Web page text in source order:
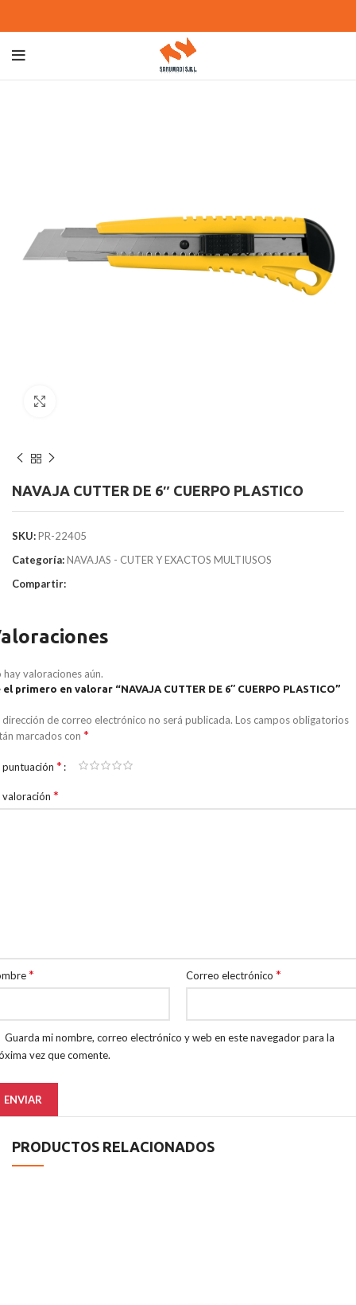
NAVAJA CUTTER DE 6″ CUERPO PLASTICO
SKU:PR-22405
Categoría:NAVAJAS - CUTER Y EXACTOS MULTIUSOS
Compartir:
hay valoraciones aún.
el primero en valorar “NAVAJA CUTTER DE 6″ CUERPO PLASTICO”
dirección de correo electrónico no será publicada. Los campos obligatorios
marcados con *
puntuación *
valoración *
* Correo electrónico *
Guarda mi nombre, correo electrónico y web en este navegador para la
vez que comente.
PRODUCTOS RELACIONADOS